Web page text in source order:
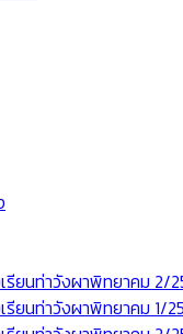
รียนท่าวังผาพิทยาคม 2/
รียนท่าวังผาพิทยาคม 1/